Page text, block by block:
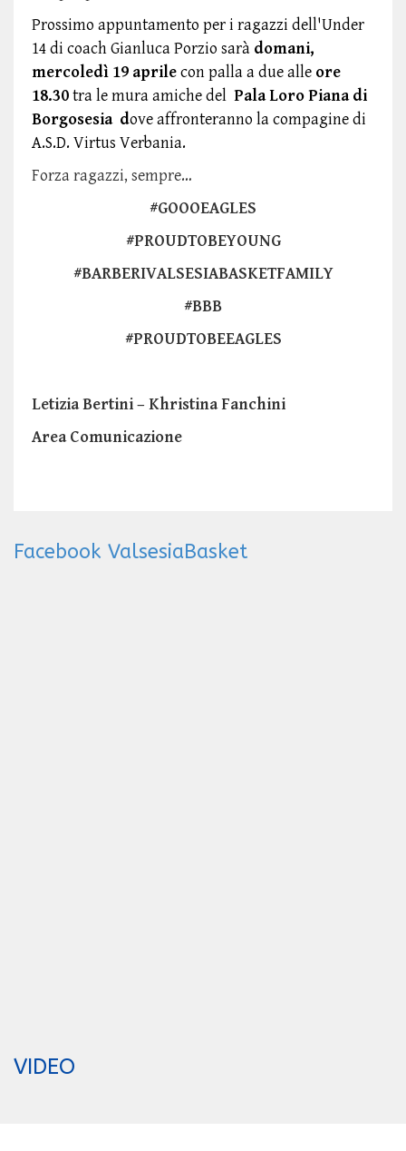
Prossimo appuntamento per i ragazzi dell'Under
14 di coach Gianluca Porzio sarà domani,
mercoledì 19 aprilecon palla a due alle ore
18.30tra le mura amiche del Pala Loro Piana di
Borgosesia dove affronteranno la compagine di
A.S.D. Virtus Verbania.
Forza ragazzi, sempre…
#GOOOEAGLES
#PROUDTOBEYOUNG
#BARBERIVALSESIABASKETFAMILY
#BBB
#PROUDTOBEEAGLES
Letizia Bertini – Khristina Fanchini
Area Comunicazione
Facebook ValsesiaBasket
VIDEO